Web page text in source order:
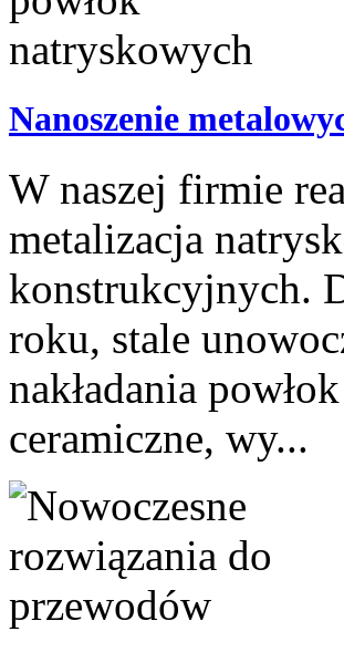
Nanoszenie
W naszej firmie
metalizacja
konstrukcyjnych.
roku, stale
nakładania
ceramiczne, wy...